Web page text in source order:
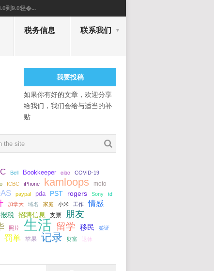
到9.0轻�...
税务信息 联系我们
我要投稿
如果你有好的文章，欢迎分享
给我们，我们会给与适当的补
贴
Bell Bookkeeper cibc
COVID-19
ICBC iPhone kamloops moto
paypal pda PST rogers Sony td
加拿大 域名 家庭 小米 工作 情感
报税 招聘信息 支票
朋友
照片 生活 留学 移民 签证
罚单 苹果 记录 财富 退休